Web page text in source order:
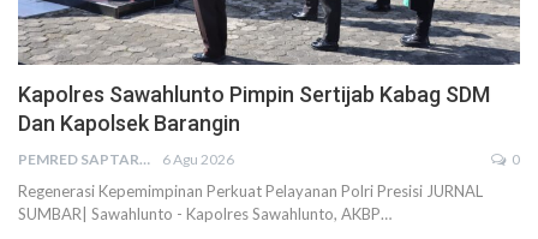
Kapolres Sawahlunto Pimpin Sertijab Kabag SDM
Dan Kapolsek Barangin
PEMRED SAPTARIUS 6 Agu 2026 0
Regenerasi Kepemimpinan Perkuat Pelayanan Polri Presisi JURNAL
SUMBAR| Sawahlunto - Kapolres Sawahlunto, AKBP…